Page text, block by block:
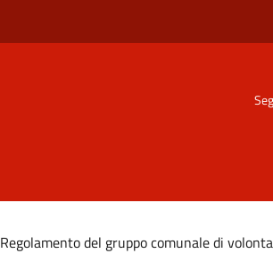
Regolamento del gruppo comunale di